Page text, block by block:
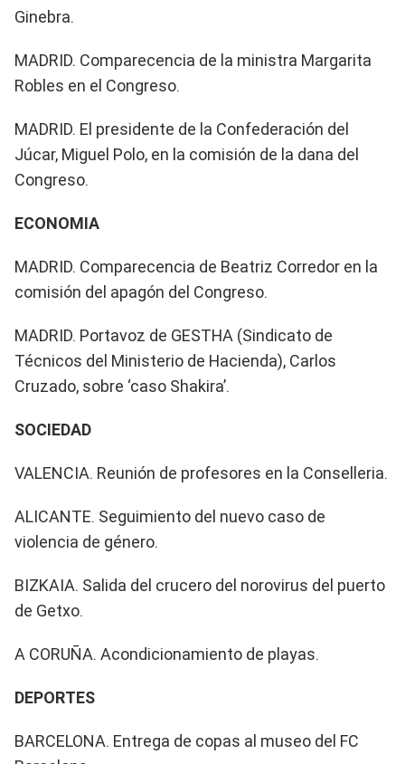
Ginebra.
MADRID. Comparecencia de la ministra Margarita
Robles en el Congreso.
MADRID. El presidente de la Confederación del
Júcar, Miguel Polo, en la comisión de la dana del
Congreso.
ECONOMIA
MADRID. Comparecencia de Beatriz Corredor en la
comisión del apagón del Congreso.
MADRID. Portavoz de GESTHA (Sindicato de
Técnicos del Ministerio de Hacienda), Carlos
Cruzado, sobre ‘caso Shakira’.
SOCIEDAD
VALENCIA. Reunión de profesores en la Conselleria.
ALICANTE. Seguimiento del nuevo caso de
violencia de género.
BIZKAIA. Salida del crucero del norovirus del puerto
de Getxo.
A CORUÑA. Acondicionamiento de playas.
DEPORTES
BARCELONA. Entrega de copas al museo del FC